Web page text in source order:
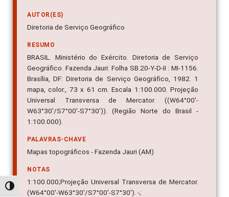
Alternar alto contraste
AUTOR(ES)
Diretoria de Serviço Geográfico
RESUMO
BRASIL. Ministério do Exército. Diretoria de Serviço
Geográfico. Fazenda Jauri: Folha SB.20-Y-D-II : MI-1156.
Brasília, DF: Diretoria de Serviço Geográfico, 1982. 1
mapa, color., 73 x 61 cm. Escala 1:100.000. Projeção
Universal Transversa de Mercator. ((W64°00'-
W63°30'/S7°00'-S7°30')). (Região Norte do Brasil -
1:100.000).
PALAVRAS-CHAVE
Mapas topográficos - Fazenda Jauri (AM)
NOTAS
1:100.000;Projeção Universal Transversa de Mercator.
(W64°00'-W63°30'/S7°00'-S7°30'). -;